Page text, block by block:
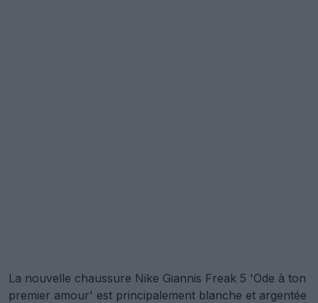
La nouvelle chaussure Nike Giannis Freak 5 'Ode à ton
premier amour' est principalement blanche et argentée